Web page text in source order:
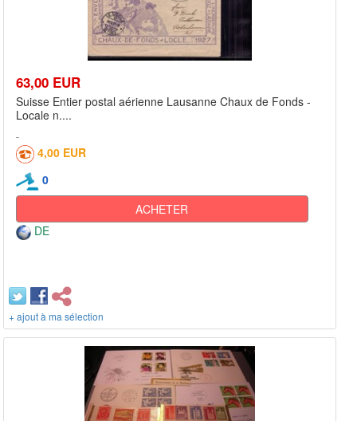
63,00 EUR
Suisse Entier postal aérienne Lausanne Chaux de Fonds -
Locale n....
4,00 EUR
0
ACHETER
DE
+ ajout à ma sélection